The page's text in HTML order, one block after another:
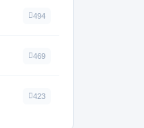
494
469
423